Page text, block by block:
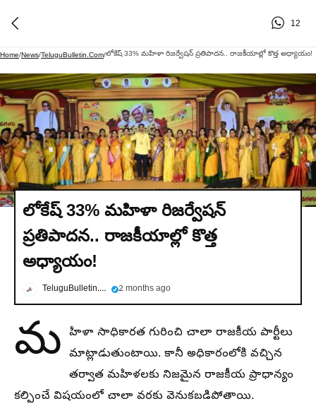
12
Home/News/TeluguBulletin.com/లోకేష్ 33% మహిళా రిజర్వేషన్ ప్రతిపాదన.. రాజకీయాల్లో కొత్త అధ్యాయం!
లోకేష్ 33% మహిళా రిజర్వేషన్
ప్రతిపాదన.. రాజకీయాల్లో కొత్త
అధ్యాయం!
TeluguBulletin.com 2 months ago
మ హిళా సాధికారత గురించి చాలా రాజకీయ పార్టీలు
మాట్లాడుతుంటాయి. కానీ అధికారంలోకి వచ్చిన
తర్వాత మహిళలకు నిజమైన రాజకీయ ప్రాధాన్యం
కల్పించే విషయంలో చాలా వరకు వెనుకబడిపోతాయి.